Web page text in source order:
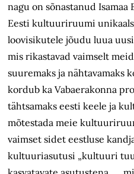
nagu on sõnastanud
Eesti kultuuriruumi
loovisikutele jõudu luua
mis rikastavad vaimselt
suuremaks ja nähtavamaks
kordub ka Vabaerakonna
tähtsamaks eesti keele ja
mõtestada meie
vaimset sidet eestluse
kultuuriasutusi „kultuuri